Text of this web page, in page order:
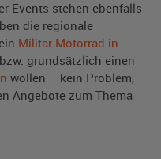
Events stehen ebenfalls
die regionale
Militär-Motorrad in
grundsätzlich einen
wollen – kein Problem,
Angebote zum Thema